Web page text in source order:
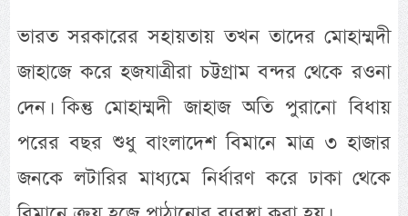
ভারত সরকারের সহায়তায় তখন তাদের মোহাম্মদী
জাহাজে করে হজযাত্রীরা চট্টগ্রাম বন্দর থেকে রওনা
দেন। কিন্তু মোহাম্মদী জাহাজ অতি পুরানো বিধায়
পরের বছর শুধু বাংলাদেশ বিমানে মাত্র ৩ হাজার
জনকে লটারির মাধ্যমে নির্ধারণ করে ঢাকা থেকে